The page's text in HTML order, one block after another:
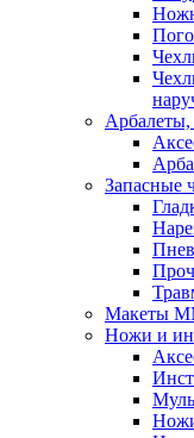
Арбалеты,
Запасные
Макеты
Ножи и